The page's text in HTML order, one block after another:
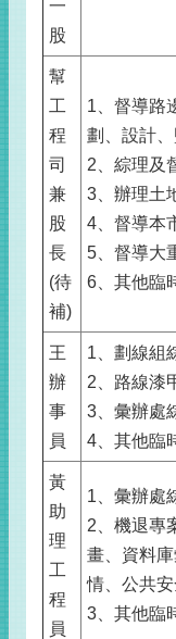
一
股
幫
工
程
司
兼
股
長
(待
補)
1、督導路
劃、設計、
2、綜理及
3、辦理土
4、督導本
5、督導大
6、其他臨
王
辦
事
員
1、劃線組
2、路線漆
3、彙辦處
4、其他臨
黃
助
理
工
程
員
1、彙辦處
2、機退專
畫、資料
情、公共安
3、其他臨